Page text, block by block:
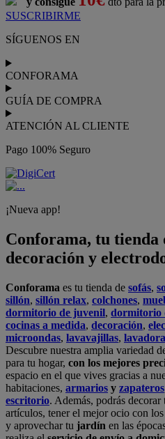
SUSCRIBIRME
SÍGUENOS EN
CONFORAMA
GUÍA DE COMPRA
ATENCIÓN AL CLIENTE
Pago 100% Seguro
¡Nueva app!
Conforama, tu tienda
decoración y
Conforama es tu tienda de sofás,
sillón, sillón relax, colchones,
dormitorio de juvenil, dormitorio
cocinas a medida, decoración,
microondas, lavavajillas,
Descubre nuestra amplia variedad
para tu hogar, con los mejores
espacio en el que vives gracias a
habitaciones, armarios y zapateros
escritorio. Además, podrás
artículos, tener el mejor ocio con
y aprovechar tu jardín en las